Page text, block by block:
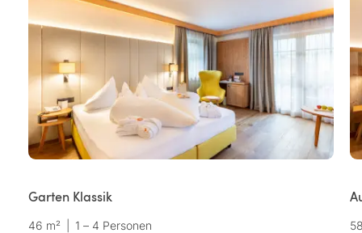
Garten Klassik
46 m² 1 – 4 Personen